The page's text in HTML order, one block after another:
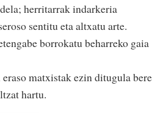
herritarrak indarkeria
sentitu eta altxatu arte.
borrokatu beharreko gaia
matxistak ezin ditugula bere
hartu.